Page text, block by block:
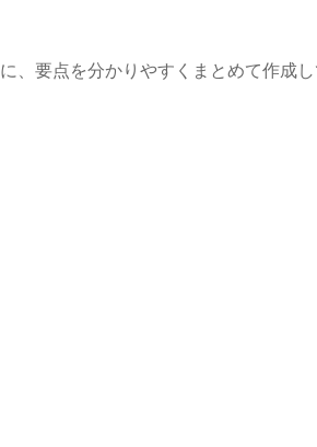
要点を分かりやすくまとめて作成し